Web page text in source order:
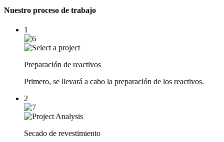
Nuestro proceso de trabajo
1
Preparación de reactivos
Primero, se llevará a cabo la preparación de los reactivos.
2
Secado de revestimiento